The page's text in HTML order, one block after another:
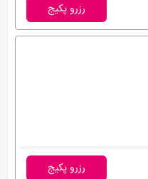
رزرو پکیج
رزرو پکیج